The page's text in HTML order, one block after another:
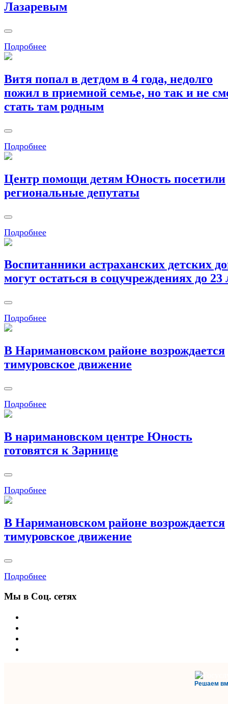
Лазаревым
Подробнее
Витя попал в детдом в 4 года, недолго
пожил в приемной семье, но так и не
стать там родным
Подробнее
Центр помощи детям Юность посетили
региональные депутаты
Подробнее
Воспитанники астраханских детских
могут остаться в соцучреждениях до 23
Подробнее
В Наримановском районе возрождается
тимуровское движение
Подробнее
В наримановском центре Юность
готовятся к Зарнице
Подробнее
В Наримановском районе возрождается
тимуровское движение
Подробнее
Мы в Соц. сетях
Решаем